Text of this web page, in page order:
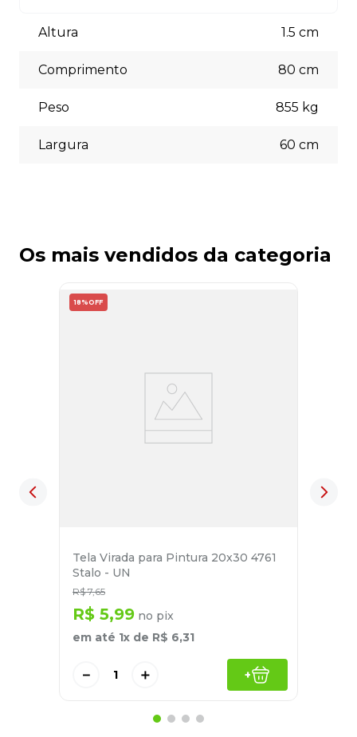
(5% off) cartões de crédito, boleto bancário. Você pode
escolher a opção que melhor se adapte às suas
Altura 1.5 cm
Comprimento 80 cm
Peso 855 kg
Largura 60 cm
Os mais vendidos da categoria
18% OFF
Tela Virada para Pintura 20x30 4761
Stalo - UN
R$ 7,65
R$ 5,99 no pix
em até 1x de R$ 6,31
＋
－ +